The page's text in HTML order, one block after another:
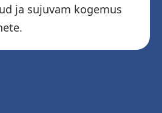
ja sujuvam kogemus